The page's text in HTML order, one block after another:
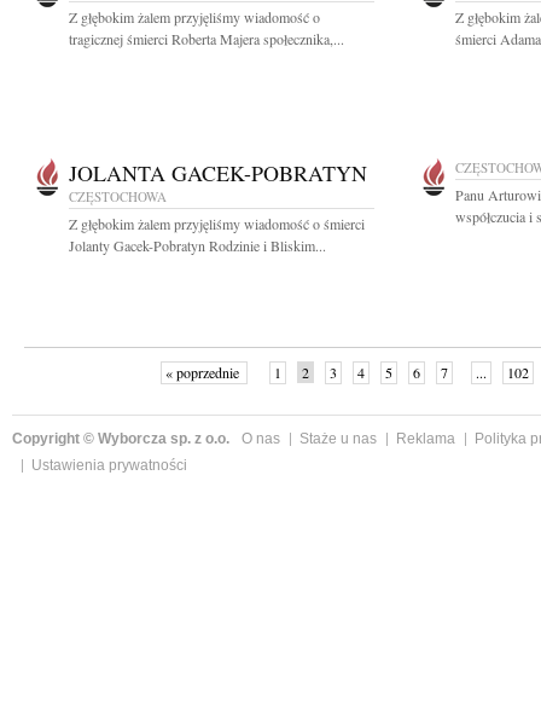
Z głębokim żalem przyjęliśmy wiadomość o
tragicznej śmierci Roberta Majera społecznika,...
Z głębokim
śmierci
JOLANTA GACEK-POBRATYN
CZĘSTOCHOWA
Z głębokim żalem przyjęliśmy wiadomość o śmierci
Jolanty Gacek-Pobratyn Rodzinie i Bliskim...
Panu
współczucia i
« poprzednie 1 2 3 4 5 6 7 ... 102
Copyright © Wyborcza sp. z o.o. O nas Staże u nas Reklama
Polityka
Ustawienia prywatności